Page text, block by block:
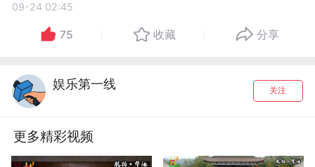
09-24 02:45
75 收藏 分享
娱乐第一线 关注
更多精彩视频